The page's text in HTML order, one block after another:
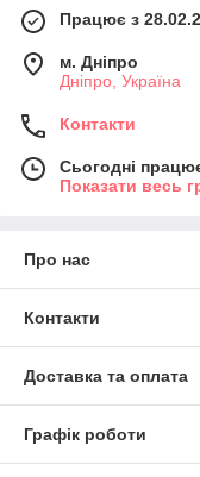
Працює з
м. Дніпро
Дніпро, Україна
Контакти
Сьогодні
Показати весь
Про нас
Контакти
Доставка та оплата
Графік роботи